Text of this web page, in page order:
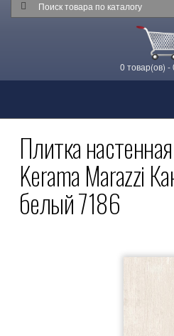
0 товар(ов) -
Плитка
Kerama Marazzi
белый 7186